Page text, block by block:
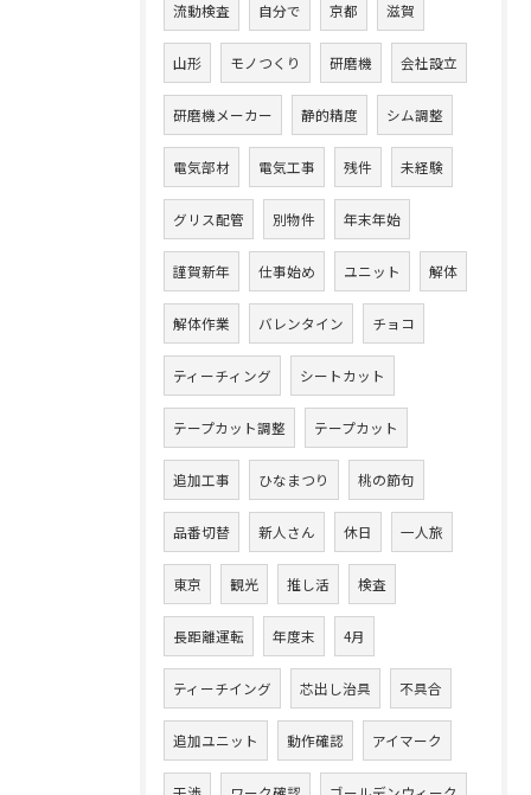
流動検査 自分で 京都 滋賀
山形 モノつくり 研磨機 会社設立
研磨機メーカー 静的精度 シム調整
電気部材 電気工事 残件 未経験
グリス配管 別物件 年末年始
謹賀新年 仕事始め ユニット 解体
解体作業 バレンタイン チョコ
ティーチィング シートカット
テープカット調整 テープカット
追加工事 ひなまつり 桃の節句
品番切替 新人さん 休日 一人旅
東京 観光 推し活 検査
長距離運転 年度末 4月
ティーチイング 芯出し治具 不具合
追加ユニット 動作確認 アイマーク